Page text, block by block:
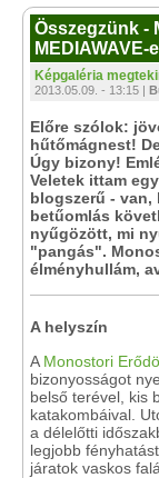
Összegzünk -
MEDIAWAVE-
Képgaléria
2013.05.09. - 13:15 |
Előre szólok:
hűtőmágnest!
Úgy bizony!
Veletek ittam
blogszerű - van,
betűomlás
nyűgözött, mi
"pangás".
élményhullám,
A helyszín
A Monostori
bizonyosságot
belső terével, kis
katakombáival.
a délelőtti
legjobb
járatok vaskos